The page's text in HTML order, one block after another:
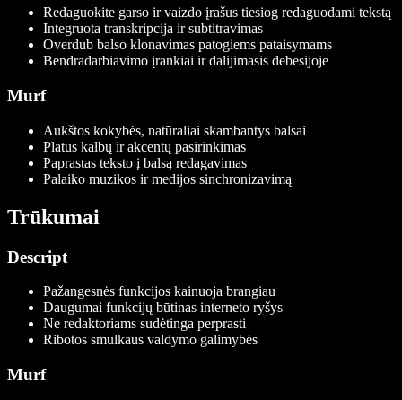
Redaguokite garso ir vaizdo įrašus tiesiog redaguodami tekstą
Integruota transkripcija ir subtitravimas
Overdub balso klonavimas patogiems pataisymams
Bendradarbiavimo įrankiai ir dalijimasis debesijoje
Murf
Aukštos kokybės, natūraliai skambantys balsai
Platus kalbų ir akcentų pasirinkimas
Paprastas teksto į balsą redagavimas
Palaiko muzikos ir medijos sinchronizavimą
Trūkumai
Descript
Pažangesnės funkcijos kainuoja brangiau
Daugumai funkcijų būtinas interneto ryšys
Ne redaktoriams sudėtinga perprasti
Ribotos smulkaus valdymo galimybės
Murf